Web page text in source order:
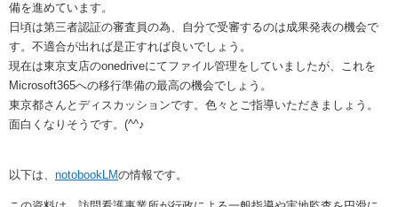
備を進めています。
日頃は第三者認証の審査員の為、自分で受審するのは成果発表の機会で
す。不適合が出れば是正すれば良いでしょう。
現在は東京支店のonedriveにてファイル管理をしていましたが、これを
Microsoft365への移行準備の最高の機会でしょう。
東京都さんとディスカッションです。色々とご指導いただきましょう。
面白くなりそうです。(^^♪
以下は、 notobookLMの情報です。